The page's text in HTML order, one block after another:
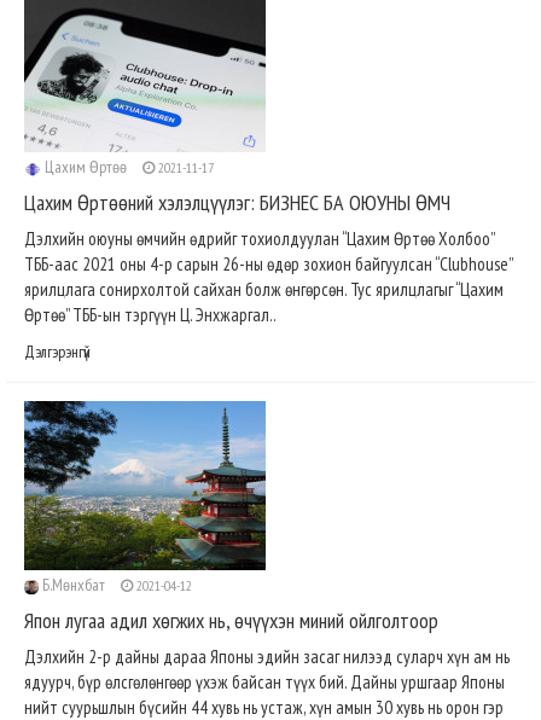
Цахим Өртөө 2021-11-17
Цахим Өртөөний хэлэлцүүлэг: БИЗНЕС БА ОЮУНЫ ӨМЧ
Дэлхийн оюуны өмчийн өдрийг тохиолдуулан “Цахим Өртөө Холбоо”
ТББ-аас 2021 оны 4-р сарын 26-ны өдөр зохион байгуулсан “Clubhouse”
ярилцлага сонирхолтой сайхан болж өнгөрсөн. Тус ярилцлагыг “Цахим
Өртөө” ТББ-ын тэргүүн Ц. Энхжаргал..
Дэлгэрэнгүй
Б.Мөнхбат 2021-04-12
Япон лугаа адил хөгжих нь, өчүүхэн миний ойлголтоор
Дэлхийн 2-р дайны дараа Японы эдийн засаг нилээд суларч хүн ам нь
ядуурч, бүр өлсгөлөнгөөр үхэж байсан түүх бий. Дайны уршгаар Японы
нийт суурьшлын бүсийн 44 хувь нь устаж, хүн амын 30 хувь нь орон гэр